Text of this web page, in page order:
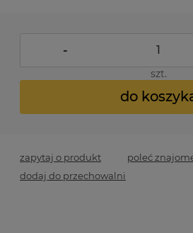
-
szt.
do
zapytaj o produkt poleć
dodaj do przechowalni